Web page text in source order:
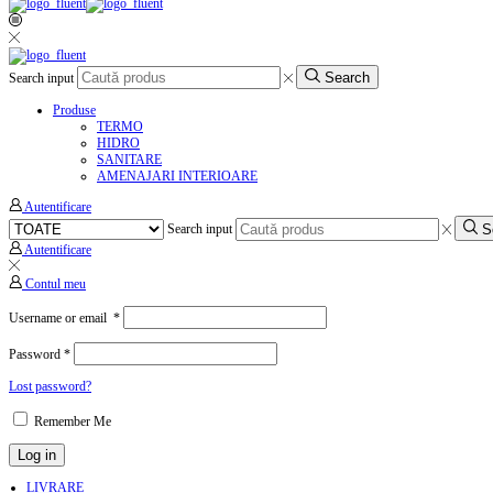
Search input Search
Produse
TERMO
HIDRO
SANITARE
AMENAJARI INTERIOARE
Autentificare
Search input
Autentificare
Contul meu
Username or email *
Password *
Lost password?
Remember Me
Log in
LIVRARE